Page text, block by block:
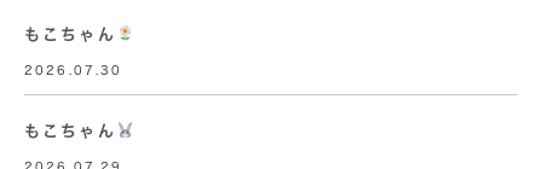
もこちゃん
2026.07.30
もこちゃん
2026.07.29